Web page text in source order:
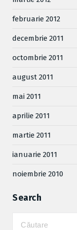
februarie 2012
decembrie 2011
octombrie 2011
august 2011
mai 2011
aprilie 2011
martie 2011
ianuarie 2011
noiembrie 2010
Search